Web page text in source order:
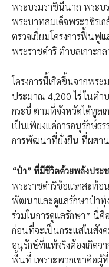
พระบรมราชินีนาถ พระ
พระบาทสมเด็จพระวชิรเ
ตรวจเยี่ยมโครงการฟื้นฟู
พระราชดำริ ตำบลเกาะก
โครงการนี้เกิดขึ้นจากพ
ประมาณ 4,200 ไร่ ในตำ
กระบี่ ตามที่จังหวัดได้ทูล
เป็นเพียงแค่การอนุรักษ์ธ
การพัฒนาที่ยั่งยืน ที่ผสาน
“ป่า” ที่มีชีวิตด้วยพลังประ
พระราชดำริข้อแรกสะท้
พัฒนาและดูแลรักษาป่าทุ่
ร่วมในการดูแลรักษา” นี่
ก่อนที่จะเป็นกระแสในสัง
อนุรักษ์ที่แท้จริงต้องเกิดจ
พื้นที่ เพราะพวกเขาคือผู้